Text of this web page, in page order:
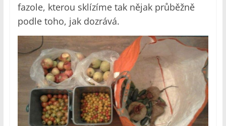
fazole, kterou sklízíme tak nějak průběžně
podle toho, jak dozrává.